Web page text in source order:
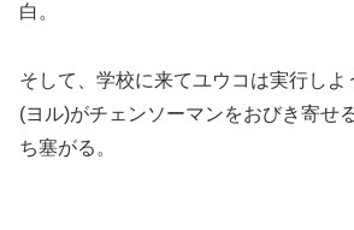
白。
そして、学校に来てユウコは実行しよ
(ヨル)がチェンソーマンをおびき寄せ
ち塞がる。